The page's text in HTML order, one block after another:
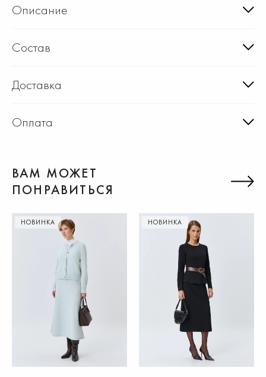
Описание
Состав
Доставка
Оплата
ВАМ МОЖЕТ
ПОНРАВИТЬСЯ
НОВИНКА НОВИНКА